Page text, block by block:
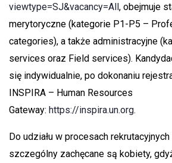
viewtype=SJ&vacancy=All, obejmuje
merytoryczne (kategorie P1-P5 –
categories), a także administracyjne
services oraz Field services).
się indywidualnie, po dokonaniu
INSPIRA – Human Resources
Gateway: https://inspira.un.org.
Do udziału w procesach
szczególny zachęcane są kobiety,